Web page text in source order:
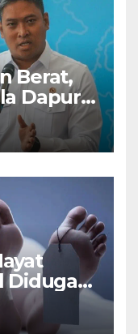
Berat,
Dapur
Diduga
Konter